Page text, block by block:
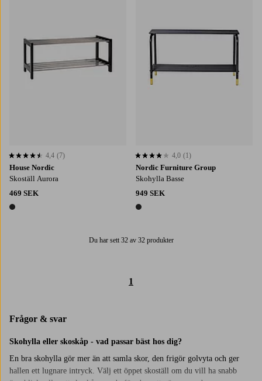
House Nordic
Skoställ Aurora
469 SEK
1 färg
4,4 baserat på 7 st betyg
4,4 (7)
Nordic Furniture Group
Skohylla Basse
949 SEK
1 färg
4,0 baserat på 1 st betyg
4,0 (1)
Du har sett 32 av 32 produkter
1
Frågor & svar
Skohylla eller skoskåp - vad passar bäst hos dig?
En bra skohylla gör mer än att samla skor, den frigör golvyta och ger
hallen ett lugnare intryck. Välj ett öppet skoställ om du vill ha snabb